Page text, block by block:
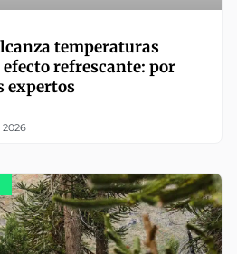
temperaturas
refrescante: por
expertos
2026